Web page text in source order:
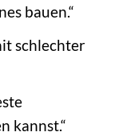
bauen.“
schlechter
kannst.“